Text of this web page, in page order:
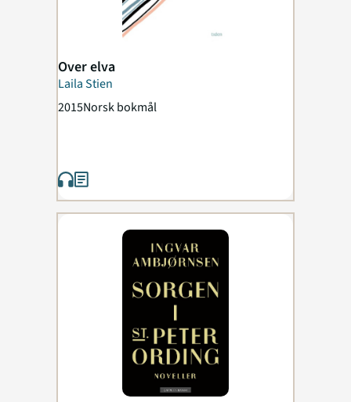
Over elva
Laila Stien
2015Norsk bokmål